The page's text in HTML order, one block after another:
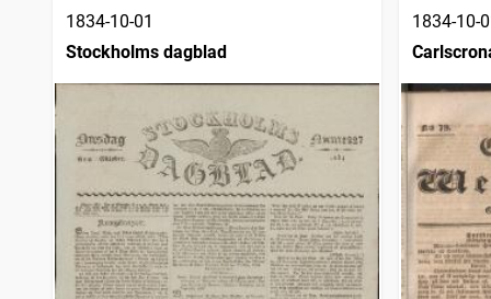
1834-10-01
Stockholms dagblad
1834-10-